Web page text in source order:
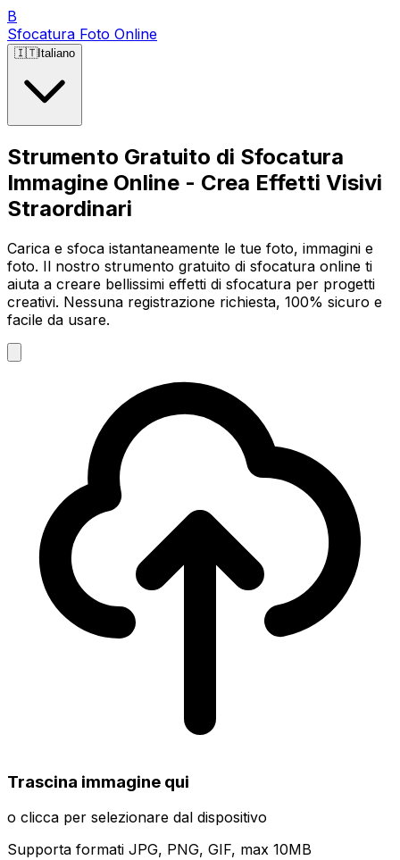
B
Sfocatura Foto Online
🇮🇹Italiano
Strumento Gratuito di Sfocatura
Immagine Online - Crea Effetti Visivi
Straordinari
Carica e sfoca istantaneamente le tue foto, immagini e
foto. Il nostro strumento gratuito di sfocatura online ti
aiuta a creare bellissimi effetti di sfocatura per progetti
creativi. Nessuna registrazione richiesta, 100% sicuro e
facile da usare.
Trascina immagine qui
o clicca per selezionare dal dispositivo
Supporta formati JPG, PNG, GIF, max 10MB